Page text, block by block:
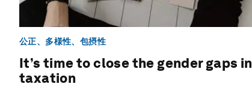
公正、多様性、包摂性
It’s time to close the gender gaps in
taxation